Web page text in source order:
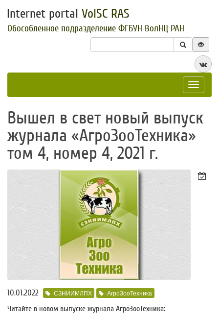
Internet portal VolSC RAS
Обособленное подразделение ФГБУН ВолНЦ РАН
Toggle
Вышел в свет новый выпуск
журнала «АгроЗооТехника»
том 4, номер 4, 2021 г.
10.01.2022 СЗНИИМЛПХ АгроЗооТехника
Читайте в новом выпуске журнала АгроЗооТехника: